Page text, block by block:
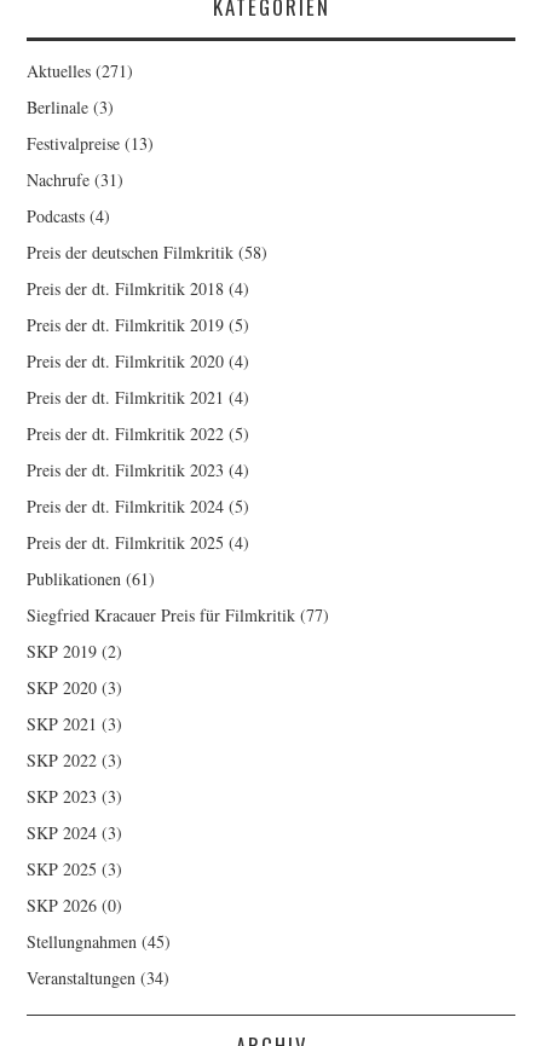
KATEGORIEN
Aktuelles (271)
Berlinale (3)
Festivalpreise (13)
Nachrufe (31)
Podcasts (4)
Preis der deutschen Filmkritik (58)
Preis der dt. Filmkritik 2018 (4)
Preis der dt. Filmkritik 2019 (5)
Preis der dt. Filmkritik 2020 (4)
Preis der dt. Filmkritik 2021 (4)
Preis der dt. Filmkritik 2022 (5)
Preis der dt. Filmkritik 2023 (4)
Preis der dt. Filmkritik 2024 (5)
Preis der dt. Filmkritik 2025 (4)
Publikationen (61)
Siegfried Kracauer Preis für Filmkritik (77)
SKP 2019 (2)
SKP 2020 (3)
SKP 2021 (3)
SKP 2022 (3)
SKP 2023 (3)
SKP 2024 (3)
SKP 2025 (3)
SKP 2026 (0)
Stellungnahmen (45)
Veranstaltungen (34)